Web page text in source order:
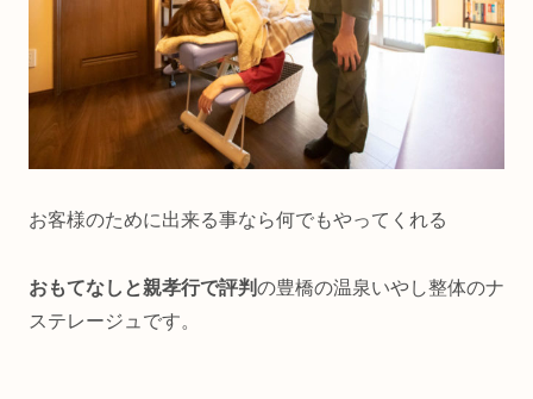
お客様のために出来る事なら何でもやってくれる
おもてなしと親孝行で評判の豊橋の温泉いやし整体のナ
ステレージュです。